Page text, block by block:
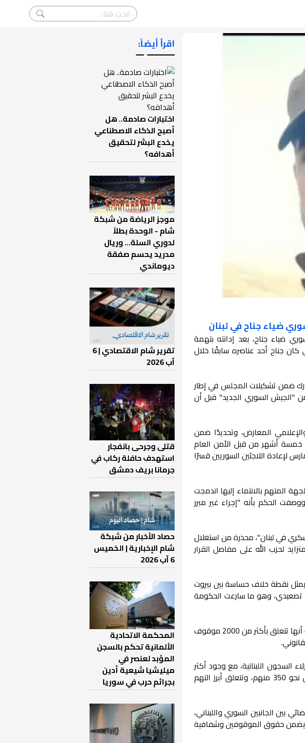
ضياء جناح في لبنان
ضياء جناح، بعد إدانته بتهمة
جناح أحد عناصره سابقًا خلال
فإن جناح، وهو لاجئ سوري مقيم في لبنان منذ عام 2017، شارك ضمن تشكيلات المجلس في إطار
"الجيش السوري الجديد" قبل أن
نشاطه السياسي والإعلامي المعارض، وتحديدًا ضمن
السوريين في منطقة عرسال. كما سبق أن احتُجز في 2023 لمدة خمسة أشهر من قبل الأمن العام
لإعادة اللاجئين السوريين قسرًا
المتهم بالانتماء إليها اندمجت
الحكم بأنه "إجراء غير مبرر
في لبنان"، محذرة من استغلال
لحزب الله على مفاصل القرار
نقطة خلاف حساسة بين بيروت
تصعيدي، وهو ما سارعت الحكومة
وبحسب موقع "المدن"، فإن القضية باتت تُناقش بجدية في الأوساط اللبنانية، خاصة أنها تتعلق بأكثر من 2000 موقوف
السوريين يشكلون قرابة 30% من مجمل نزلاء السجون اللبنانية، مع وجود أكثر
من 1750 شخصًا محتجزين في السجون المركزية، فيما صدرت أحكام قطعية بحق نحو 350 منهم، وتتعلق أبرز التهم
بين الجانبين السوري واللبناني،
يضمن حقوق الموقوفين وشفافية
اقرأ أيضاً:
ـــــــ ــ
اختبارات صادمة.. هل
أصبح الذكاء الاصطناعي
يخدع البشر لتحقيق
أهدافه؟
موجز الرياضة من شبكة
شام - الوحدة بطلاً
لدوري السلة... وريال
مدريد يحسم صفقة
ديوماندي
تقرير شام الاقتصادي | 6
آب 2026
قتلى وجرحى بانفجار
استهدف حافلة ركاب في
جرمانا بريف دمشق
حصاد الأخبار من شبكة
شام الإخبارية | الخميس
6 آب 2026
المحكمة الاتحادية
الألمانية تحكم بالسجن
المؤبد لعنصر في
ميليشيا شيعية أدين
بجرائم حرب في سوريا